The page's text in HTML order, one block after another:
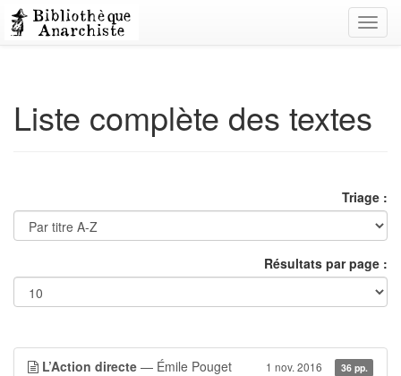
Liste complète des textes
Triage :
Résultats par page :
L’Action directe — Émile Pouget 1 nov. 2016 36 pp.